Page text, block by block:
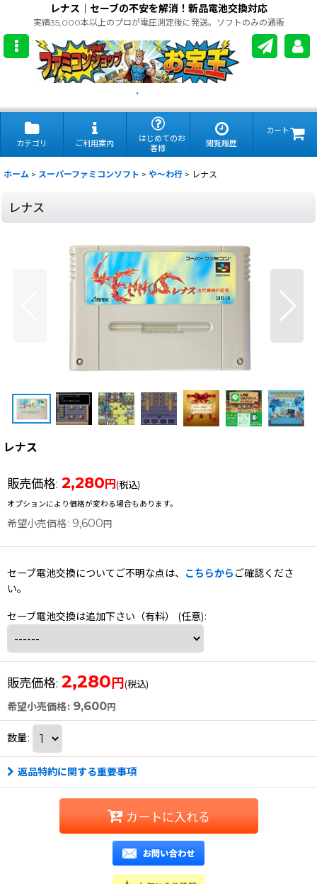
レナス｜セーブの不安を解消！新品電池交換対応
実績35,000本以上のプロが電圧測定後に発送。ソフトのみの通販
.
カテゴリ ご利用案内
はじめてのお
客様
閲覧履歴
カート
ホーム > スーパーファミコンソフト > や〜わ行 > レナス
レナス
レナス
販売価格: 2,280 円 (税込)
オプションにより価格が変わる場合もあります。
希望小売価格: 9,600 円
セーブ電池交換についてご不明な点は、 こちらから ご確認くださ
い。
セーブ電池交換は追加下さい（有料） (任意):
販売価格: 2,280円(税込)
希望小売価格: 9,600円
数量:
返品特約に関する重要事項
カートに入れる